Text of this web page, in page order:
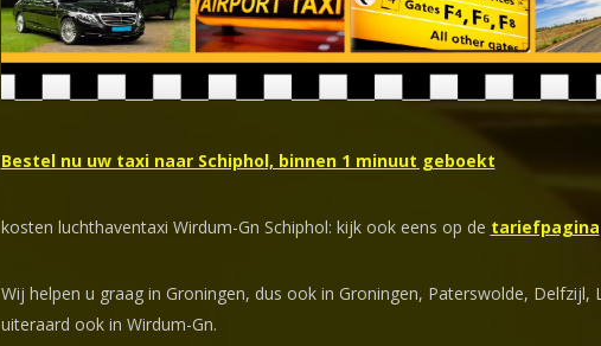
Bestel nu uw taxi naar Schiphol, binnen 1 minuut geboekt
kosten luchthaventaxi Wirdum-Gn Schiphol: kijk ook eens op de tariefpagina
Wij helpen u graag in Groningen, dus ook in Groningen, Paterswolde, Delfzijl,
uiteraard ook in Wirdum-Gn.